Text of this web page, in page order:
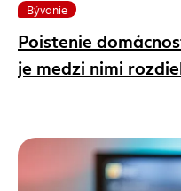
Bývanie
Poistenie
je medzi nimi